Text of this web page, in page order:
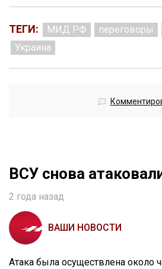
ТЕГИ: МИД РФ переговоры
Украина
ВСУ снова
2 года назад
ВАШИ НОВОСТИ
Атака была осуществлена около